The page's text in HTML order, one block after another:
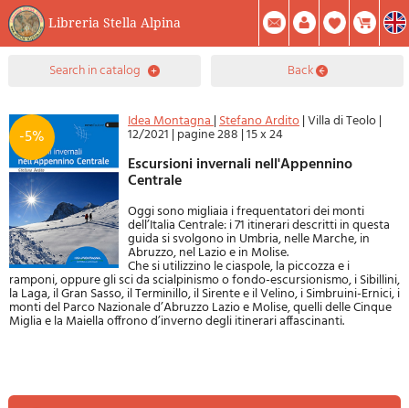
Libreria Stella Alpina
0Item(s) In Your Cart
Summary
Facebook
Create Account Mod. Password
search in catalog back
-5%
Idea Montagna|Stefano Ardito|Villa di Teolo|
12/2021 | pagine 288 |15 x 24
Escursioni invernali nell'Appennino
Centrale
Oggi sono migliaia i frequentatori dei monti
dell’Italia Centrale: i 71 itinerari descritti in questa
guida si svolgono in Umbria, nelle Marche, in
Abruzzo, nel Lazio e in Molise.
Che si utilizzino le ciaspole, la piccozza e i
ramponi, oppure gli sci da scialpinismo o fondo-escursionismo, i Sibillini,
la Laga, il Gran Sasso, il Terminillo, il Sirente e il Velino, i Simbruini-Ernici, i
monti del Parco Nazionale d’Abruzzo Lazio e Molise, quelli delle Cinque
Miglia e la Maiella offrono d’inverno degli itinerari affascinanti.